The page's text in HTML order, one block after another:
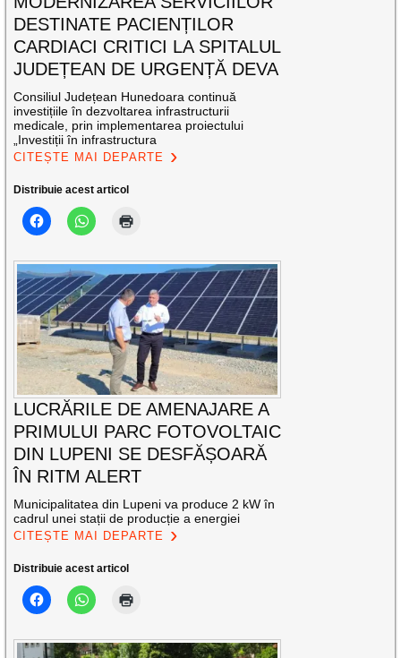
DESTINATE PACIENȚILOR
CARDIACI CRITICI LA SPITALUL
JUDEȚEAN DE URGENȚĂ DEVA
Consiliul Județean Hunedoara continuă
investițiile în dezvoltarea infrastructurii
medicale, prin implementarea proiectului
„Investiții în infrastructura
CITEȘTE MAI DEPARTE
Distribuie acest articol
LUCRĂRILE DE AMENAJARE A
PRIMULUI PARC FOTOVOLTAIC
DIN LUPENI SE DESFĂȘOARĂ
ÎN RITM ALERT
Municipalitatea din Lupeni va produce 2 kW în
cadrul unei stații de producție a energiei
CITEȘTE MAI DEPARTE
Distribuie acest articol